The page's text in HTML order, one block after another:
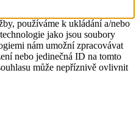
používáme k ukládání a/nebo
jako jsou soubory
nám umožní zpracovávat
nebo jedinečná ID na tomto
může nepříznivě ovlivnit